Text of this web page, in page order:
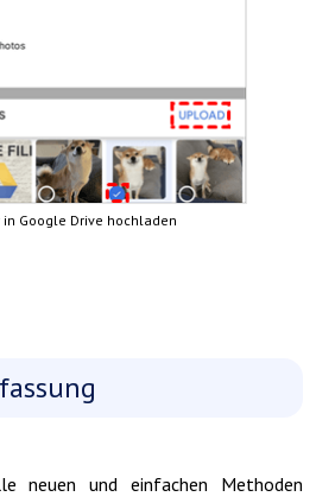
in Google Drive hochladen
neuen und einfachen Methoden